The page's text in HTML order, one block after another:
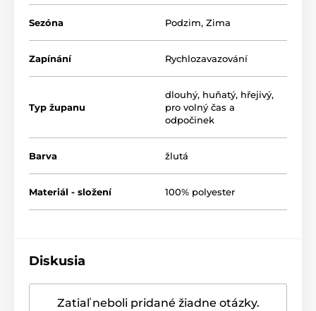
Sezóna Podzim, Zima
Zapínání Rychlozavazování
Typ županu
dlouhý, huňatý, hřejivý,
pro volný čas a
odpočinek
Barva žlutá
Materiál - složení 100% polyester
Diskusia
Zatiaľ neboli pridané žiadne otázky.